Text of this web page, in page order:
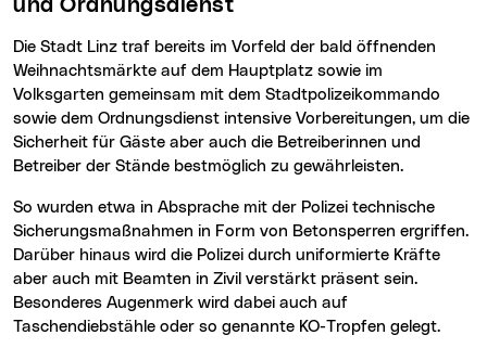
und Ordnungsdienst
Die Stadt Linz traf bereits im Vorfeld der bald öffnenden
Weihnachtsmärkte auf dem Hauptplatz sowie im
Volksgarten gemeinsam mit dem Stadtpolizeikommando
sowie dem Ordnungsdienst intensive Vorbereitungen, um die
Sicherheit für Gäste aber auch die Betreiberinnen und
Betreiber der Stände bestmöglich zu gewährleisten.
So wurden etwa in Absprache mit der Polizei technische
Sicherungsmaßnahmen in Form von Betonsperren ergriffen.
Darüber hinaus wird die Polizei durch uniformierte Kräfte
aber auch mit Beamten in Zivil verstärkt präsent sein.
Besonderes Augenmerk wird dabei auch auf
Taschendiebstähle oder so genannte KO-Tropfen gelegt.